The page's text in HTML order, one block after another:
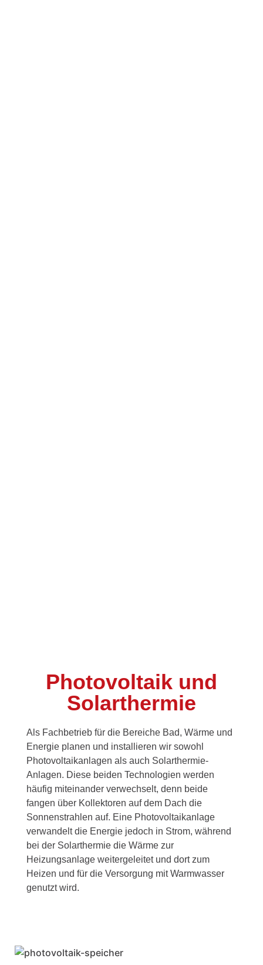
Photovoltaik und
Solarthermie
Als Fachbetrieb für die Bereiche Bad, Wärme und
Energie planen und installieren wir sowohl
Photovoltaikanlagen als auch Solarthermie-
Anlagen. Diese beiden Technologien werden
häufig miteinander verwechselt, denn beide
fangen über Kollektoren auf dem Dach die
Sonnenstrahlen auf. Eine Photovoltaikanlage
verwandelt die Energie jedoch in Strom, während
bei der Solarthermie die Wärme zur
Heizungsanlage weitergeleitet und dort zum
Heizen und für die Versorgung mit Warmwasser
genutzt wird.